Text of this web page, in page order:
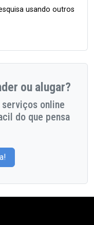
usando outros
ou alugar?
online
do que pensa